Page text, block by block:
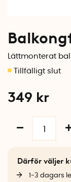
Lättmonterat
349 kr
Därför väljer
1-3 dagars